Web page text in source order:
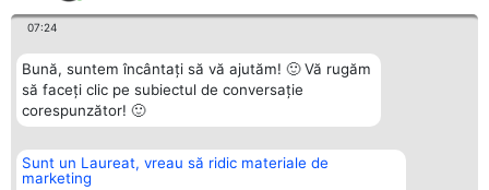
07:24
Bună, suntem încântați să vă ajutăm! 🙂 Vă rugăm
să faceți clic pe subiectul de conversație
corespunzător! 🙂
Sunt un Laureat, vreau să ridic materiale de
marketing
Organizator Ranking
BRIGHT SOLUTIONS BR SRL
Plebiscyt Contact